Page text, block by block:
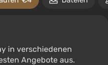
in verschiedenen
Angebote aus.